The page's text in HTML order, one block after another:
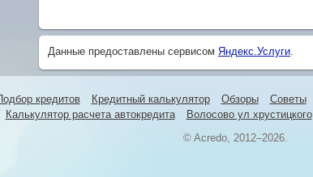
Данные предоставлены сервисом Яндекс.Услуги
Подбор кредитов Кредитный калькулятор Обзоры Советы
Калькулятор расчета автокредита
Волосово ул хрустицкого
© Acredo, 2012–2026.